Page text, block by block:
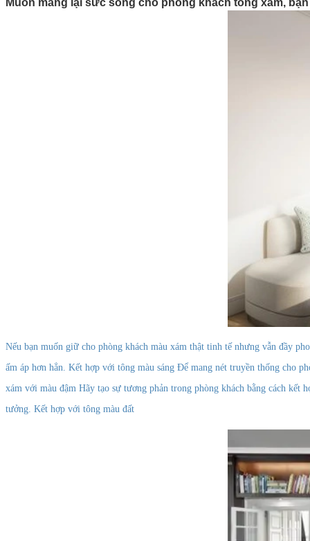
Nhà phố hiện đại
Muốn mang lại sức sống cho phòng khách tông xám,
Nếu bạn muốn giữ cho phòng khách màu xám thật tinh tế nhưng vẫn đầy
ấm áp hơn hẳn. Kết hợp với tông màu sáng Để mang nét truyền thống cho
xám với màu đậm Hãy tạo sự tương phản trong phòng khách bằng cách kết
tưởng. Kết hợp với tông màu đất